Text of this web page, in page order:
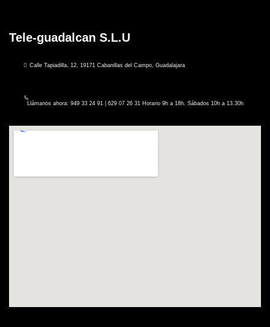
Tele-guadalcan S.L.U
Calle Tapiadilla, 12, 19171 Cabanillas del Campo, Guadalajara
Llámanos ahora: 949 33 24 91 | 629 07 26 31 Horario 9h a 18h. Sábados 10h a 13.30h